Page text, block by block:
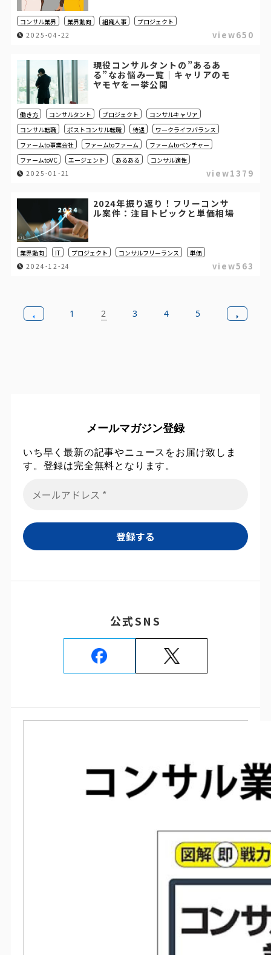
コンサル業界 業界動向 組織人事
プロジェクト
2025-04-22
view650
現役コンサルタントの”あるあ
る”なお悩み一覧｜キャリアのモ
ヤモヤを一挙公開
働き方 コンサルタント プロジェクト
コンサルキャリア
コンサル転職
ポストコンサル転職 待遇
ワークライフバランス
ファームto事業会社
ファームtoファーム
ファームtoベンチャー
ファームtoVC
エージェント あるある
コンサル適性
2025-01-21
view1379
2024年振り返り！フリーコンサ
ル案件：注目トピックと単価相場
業界動向 IT プロジェクト コンサルフリーランス
単価
2024-12-24
view563
1 2 3 4 5
メールマガジン登録
いち早く最新の記事やニュースをお届け致しま
す。登録は完全無料となります。
公式SNS